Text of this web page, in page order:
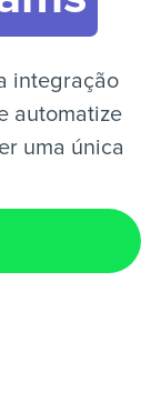
integração
automatize
uma única